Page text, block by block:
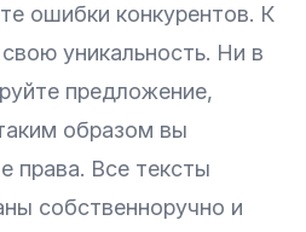
ошибки конкурентов. К
уникальность. Ни в
предложение,
образом вы
права. Все тексты
собственноручно и